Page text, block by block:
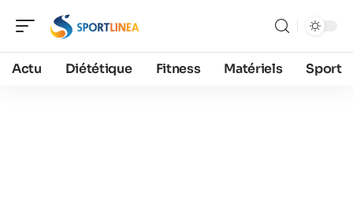
Actu Diététique Fitness Matériels Sport